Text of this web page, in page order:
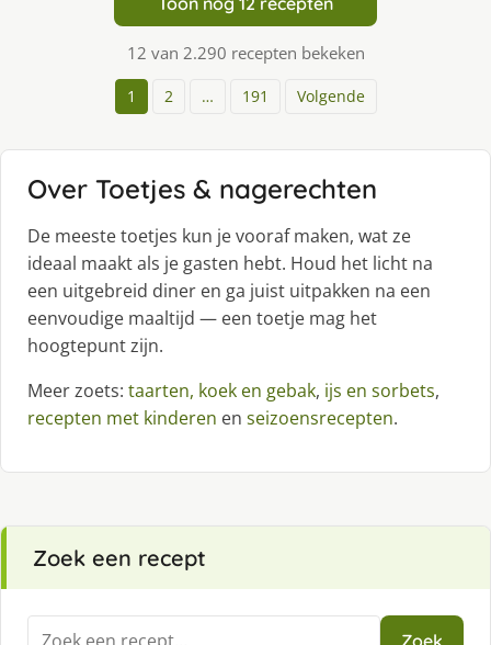
12 van 2.290 recepten bekeken
1 2 … 191 Volgende
Over Toetjes & nagerechten
De meeste toetjes kun je vooraf maken, wat ze
ideaal maakt als je gasten hebt. Houd het licht na
een uitgebreid diner en ga juist uitpakken na een
eenvoudige maaltijd — een toetje mag het
hoogtepunt zijn.
Meer zoets: taarten, koek en gebak, ijs en sorbets,
recepten met kinderen en seizoensrecepten.
Zoek een recept
Zoeken
Zoek